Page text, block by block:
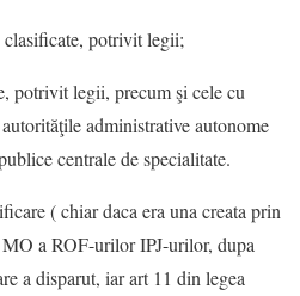
potrivit legii;
potrivit legii, precum şi cele cu
administrative autonome
centrale de specialitate.
( chiar daca era una creata prin
a ROF-urilor IPJ-urilor, dupa
a disparut, iar art 11 din legea